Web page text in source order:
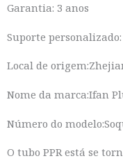
Garantia: 3 anos
Suporte personalizado:
Local de
Nome da marca:Ifan
Número do
O tubo PPR está se